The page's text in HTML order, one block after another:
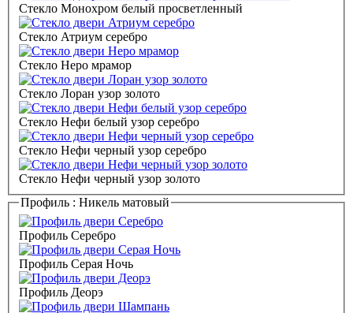
Стекло Монохром белый просветленный
Стекло Атриум серебро
Стекло Неро мрамор
Стекло Лоран узор золото
Стекло Нефи белый узор серебро
Стекло Нефи черный узор серебро
Стекло Нефи черный узор золото
Профиль : Никель матовый
Профиль Серебро
Профиль Серая Ночь
Профиль Деорэ